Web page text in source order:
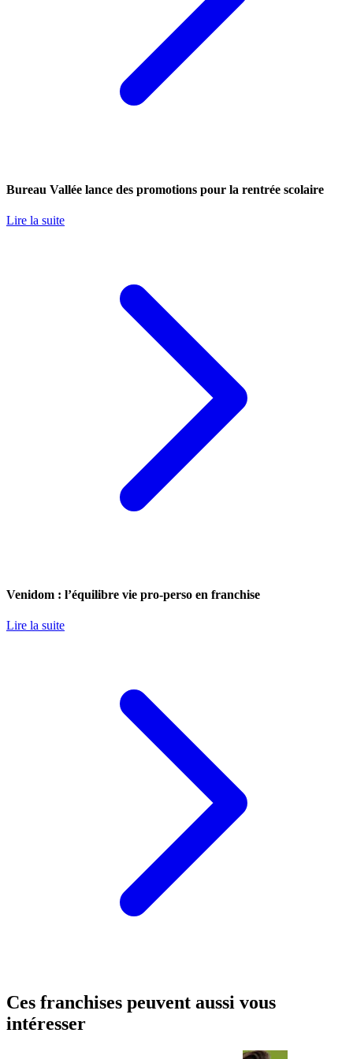
Bureau Vallée lance des promotions pour la rentrée scolaire
Lire la suite
Venidom : l’équilibre vie pro-perso en franchise
Lire la suite
Ces franchises peuvent aussi vous
intéresser